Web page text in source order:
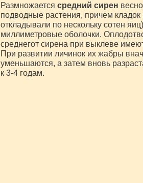
Размножается средний сирен
подводные растения, причем
откладывали по нескольку сотен
миллиметровые оболочки.
среднегот сирена при выклеве
При развитии личинок их жабры
уменьшаются, а затем вновь
к 3-4 годам.